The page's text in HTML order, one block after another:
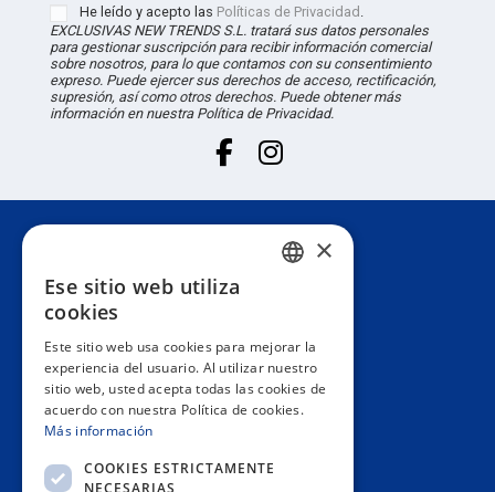
He leído y acepto las Políticas de Privacidad .
EXCLUSIVAS NEW TRENDS S.L. tratará sus datos personales
para gestionar suscripción para recibir información comercial
sobre nosotros, para lo que contamos con su consentimiento
expreso. Puede ejercer sus derechos de acceso, rectificación,
supresión, así como otros derechos. Puede obtener más
información en nuestra Política de Privacidad.
Información
Área privada
Contacto
ENGLISH
ITALIAN
×
Ese sitio web utiliza
cookies
Este sitio web usa cookies para mejorar la
experiencia del usuario. Al utilizar nuestro
sitio web, usted acepta todas las cookies de
acuerdo con nuestra Política de cookies.
Más información
COOKIES ESTRICTAMENTE
NECESARIAS